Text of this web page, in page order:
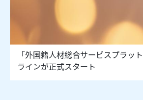
「外国籍人材総合サービスプラッ
ラインが正式スタート